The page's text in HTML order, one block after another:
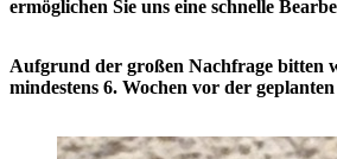
ermöglichen Sie uns eine schnelle
Aufgrund der großen Nachfrage bitten
mindestens 6. Wochen vor der